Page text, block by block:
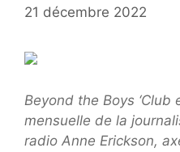
21 décembre 2022
Beyond the Boys ‘Club
mensuelle de la
radio Anne Erickson,